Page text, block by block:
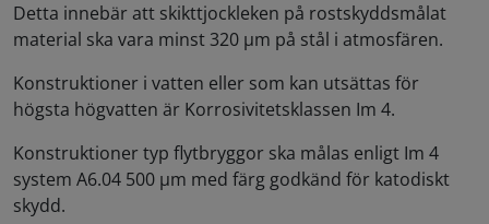
Detta innebär att skikttjockleken på rostskyddsmålat
material ska vara minst 320 µm på stål i atmosfären.
Konstruktioner i vatten eller som kan utsättas för
högsta högvatten är Korrosivitetsklassen Im 4.
Konstruktioner typ flytbryggor ska målas enligt Im 4
system A6.04 500 µm med färg godkänd för katodiskt
skydd.